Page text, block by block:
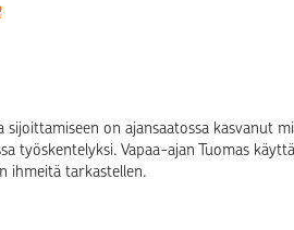
on ajansaatossa kasvanut
työskentelyksi. Vapaa-ajan Tuomas
ihmeitä tarkastellen.